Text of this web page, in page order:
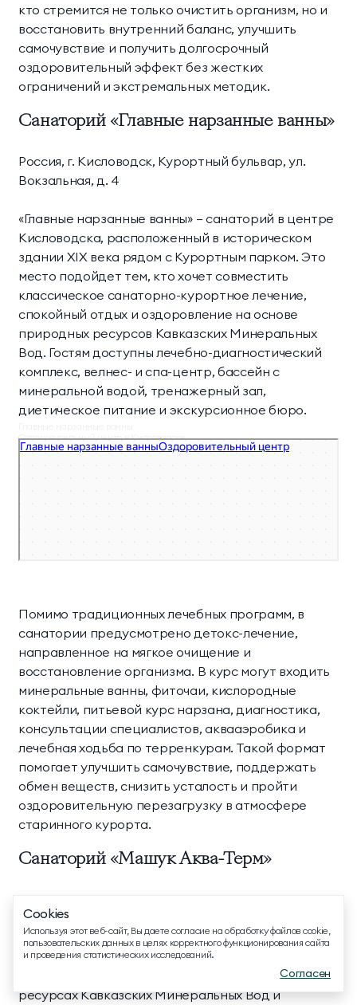
ТЕЛЕФОН ДЛЯ СВЯЗИ
8 800 500 13 28
ДОПОЛНИТЕЛЬНЫЙ ТЕЛЕФОН ДЛЯ СВЯЗИ
+74991107964
МЕССЕНДЖЕРЫ И СОЦ. СЕТИ
EMAIL ДЛЯ ВОПРОСОВ И ПОЖЕЛАНИЙ
info@mriyaresort.com
кто стремится не только очистить организм, но и
восстановить внутренний баланс, улучшить
самочувствие и получить долгосрочный
оздоровительный эффект без жестких
ограничений и экстремальных методик.
Санаторий «Главные нарзанные ванны»
Россия, г. Кисловодск, Курортный бульвар, ул.
Вокзальная, д. 4
«Главные нарзанные ванны» — санаторий в центре
Кисловодска, расположенный в историческом
здании XIX века рядом с Курортным парком. Это
место подойдет тем, кто хочет совместить
классическое санаторно-курортное лечение,
спокойный отдых и оздоровление на основе
природных ресурсов Кавказских Минеральных
Вод. Гостям доступны лечебно-диагностический
комплекс, велнес- и спа-центр, бассейн с
минеральной водой, тренажерный зал,
диетическое питание и экскурсионное бюро.
Оздоровительный центр в Кисловодске
Спа-салон в Кисловодске
Помимо традиционных лечебных программ, в
санатории предусмотрено детокс-лечение,
направленное на мягкое очищение и
восстановление организма. В курс могут входить
минеральные ванны, фиточаи, кислородные
коктейли, питьевой курс нарзана, диагностика,
консультации специалистов, аквааэробика и
лечебная ходьба по терренкурам. Такой формат
помогает улучшить самочувствие, поддержать
обмен веществ, снизить усталость и пройти
оздоровительную перезагрузку в атмосфере
старинного курорта.
Санаторий «Машук Аква-Терм»
Родниковая, 22
«Машук Аква-Терм» — санаторий в Железноводске,
где оздоровление строится на природных
ресурсах Кавказских Минеральных Вод и
Cookies
Используя этот веб-сайт, Вы даете согласие на обработку файлов cookie,
пользовательских данных в целях корректного функционирования сайта
и проведения статистических исследований.
Согласен